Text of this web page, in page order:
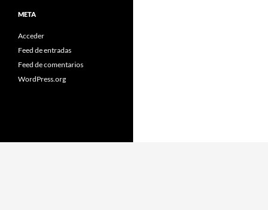
META
Acceder
Feed de entradas
Feed de comentarios
WordPress.org